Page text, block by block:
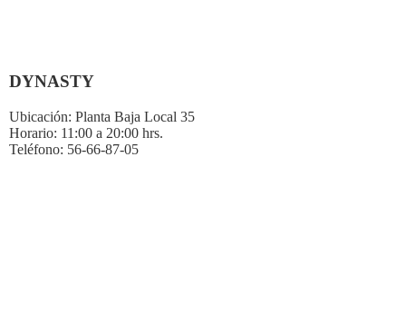
DYNASTY
Ubicación: Planta Baja Local 35
Horario: 11:00 a 20:00 hrs.
Teléfono: 56-66-87-05